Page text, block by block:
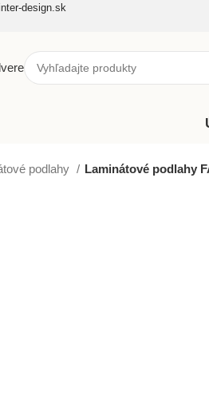
design.sk
podlahy Laminátové podlahy